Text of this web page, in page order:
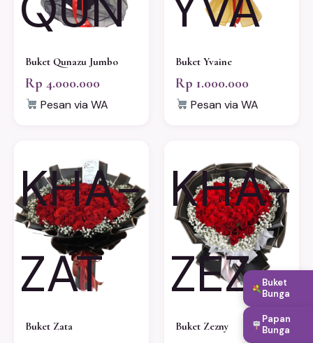
Buket Qunazu Jumbo
Rp 4.000.000
Pesan via WA
Buket Yvaine
Rp 1.000.000
Pesan via WA
KHA-
ZAT
Buket Zata
KHA-
ZEZ
Buket Zezny
Buket
Bunga
Papan
Bunga